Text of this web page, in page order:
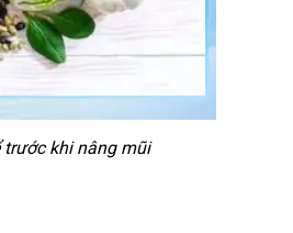
trước khi nâng mũi